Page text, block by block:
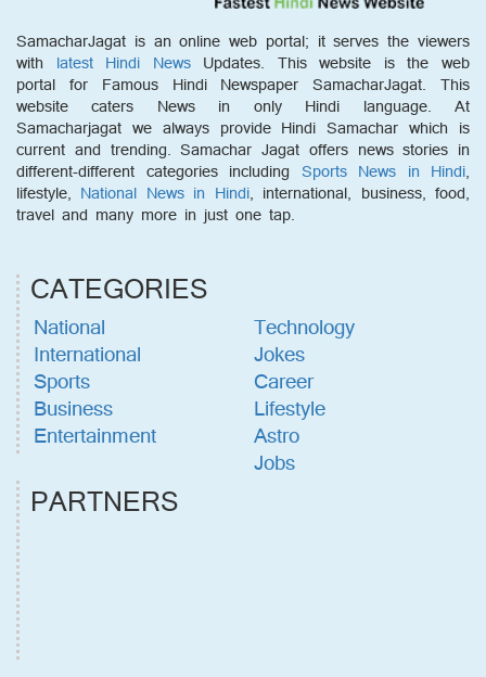
SamacharJagat is an online web portal; it serves the viewers
with latest Hindi NewsUpdates. This website is the web
portal for Famous Hindi Newspaper SamacharJagat. This
website caters News in only Hindi language. At
Samacharjagat we always provide Hindi Samachar which is
current and trending. Samachar Jagat offers news stories in
different-different categories including Sports News in Hindi,
lifestyle, National News in Hindi, international, business, food,
travel and many more in just one tap.
CATEGORIES
National
International
Sports
Business
Entertainment
Technology
Jokes
Career
Lifestyle
Astro
Jobs
PARTNERS